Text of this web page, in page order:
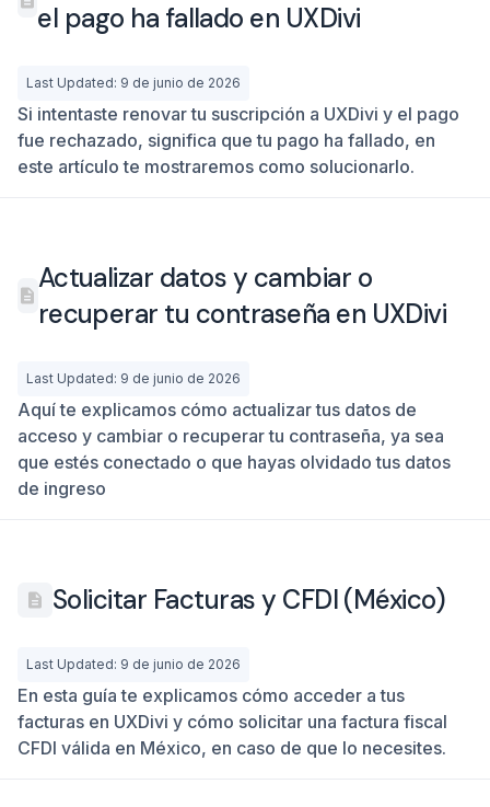
el pago ha fallado en UXDivi
Last Updated: 9 de junio de 2026
Si intentaste renovar tu suscripción a UXDivi y el pago
fue rechazado, significa que tu pago ha fallado, en
este artículo te mostraremos como solucionarlo.
Actualizar datos y cambiar o
recuperar tu contraseña en UXDivi
Last Updated: 9 de junio de 2026
Aquí te explicamos cómo actualizar tus datos de
acceso y cambiar o recuperar tu contraseña, ya sea
que estés conectado o que hayas olvidado tus datos
de ingreso
Solicitar Facturas y CFDI (México)
Last Updated: 9 de junio de 2026
En esta guía te explicamos cómo acceder a tus
facturas en UXDivi y cómo solicitar una factura fiscal
CFDI válida en México, en caso de que lo necesites.